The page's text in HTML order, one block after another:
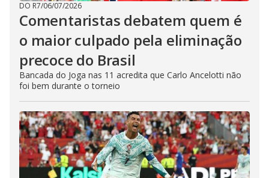
DO R7/06/07/2026
Comentaristas debatem quem é
o maior culpado pela eliminação
precoce do Brasil
Bancada do Joga nas 11 acredita que Carlo Ancelotti não
foi bem durante o torneio